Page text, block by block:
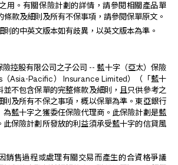
用。有關保險計劃的詳情，請參閱相關產品單
條款及細則及所有不保事項，請參閱保單原文。
則的中英文版本如有歧異，以英文版本為準。
控股有限公司之子公司 -- 藍十字（亞太）保險
（Asia-Pacific） Insurance Limited）（「藍十
並不包含保單的完整條款及細則，且只供參考之
則及所有不保之事項，概以保單為準。東亞銀行
為藍十字之獲委任保險代理商。此保險計劃是藍
此保險計劃所發放的利益須承受藍十字的信貸風
銷售過程或處理有關交易而產生的合資格爭議